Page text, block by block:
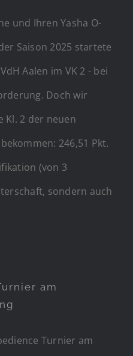
und Ihren Yasha O-
Saison 2025 startete
Aalen im VK 2 - bei
Doch wir
Kl. 2 der neuen
246,51 Pkt.
(von 3
sondern auch
am
Turnier am